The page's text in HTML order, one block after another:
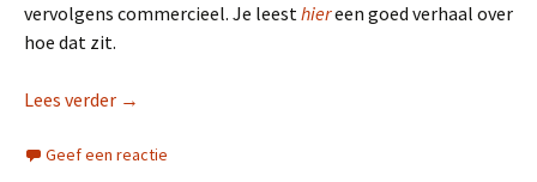
vervolgens commercieel. Je leesthiereen goed verhaal over
hoe dat zit.
Lees verder Musk
→
Geef een reactie